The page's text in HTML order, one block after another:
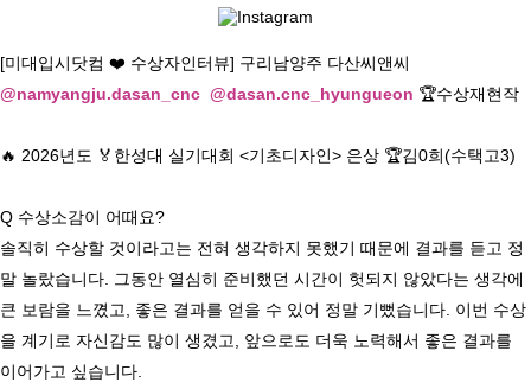
@namyangju.dasan_cnc @dasan.cnc_hyungueon 🏆수상재현작
🔥 2026년도 🏅한성대 실기대회 <기초디자인> 은상 🏆김0희(수택고3)
Q 수상소감이 어때요?
솔직히 수상할 것이라고는 전혀 생각하지 못했기 때문에 결과를 듣고 정
말 놀랐습니다. 그동안 열심히 준비했던 시간이 헛되지 않았다는 생각에
큰 보람을 느꼈고, 좋은 결과를 얻을 수 있어 정말 기뻤습니다. 이번 수상
을 계기로 자신감도 많이 생겼고, 앞으로도 더욱 노력해서 좋은 결과를
이어가고 싶습니다.